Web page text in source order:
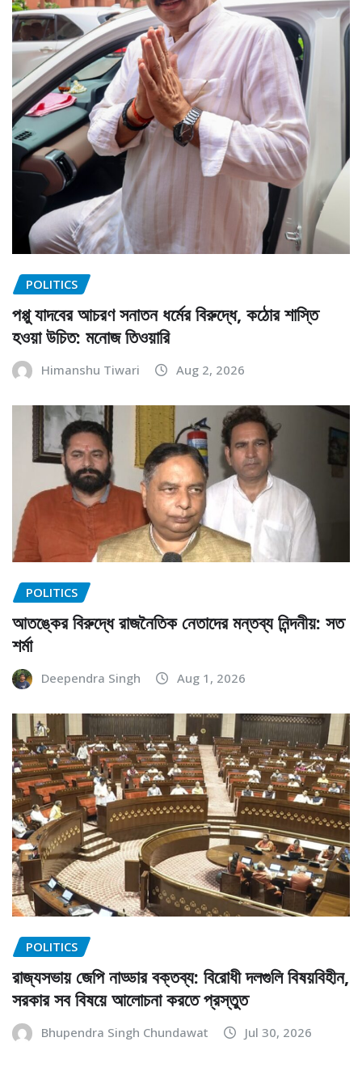
POLITICS
পপ্পু যাদবের আচরণ সনাতন ধর্মের বিরুদ্ধে, কঠোর শাস্তি
হওয়া উচিত: মনোজ তিওয়ারি
Himanshu Tiwari Aug 2, 2026
POLITICS
আতঙ্কের বিরুদ্ধে রাজনৈতিক নেতাদের মন্তব্য নিন্দনীয়: সত
শর্মা
Deependra Singh Aug 1, 2026
POLITICS
রাজ্যসভায় জেপি নাড্ডার বক্তব্য: বিরোধী দলগুলি বিষয়বিহীন,
সরকার সব বিষয়ে আলোচনা করতে প্রস্তুত
Bhupendra Singh Chundawat Jul 30, 2026